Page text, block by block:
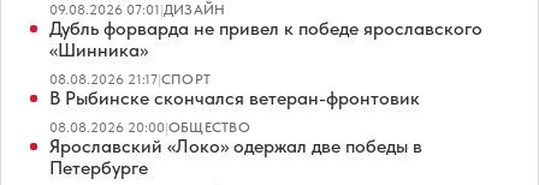
09.08.2026 07:01|ДИЗАЙН
Дубль форварда не привел к победе ярославского
«Шинника»
08.08.2026 21:17|СПОРТ
В Рыбинске скончался ветеран-фронтовик
08.08.2026 20:00|ОБЩЕСТВО
Ярославский «Локо» одержал две победы в
Петербурге